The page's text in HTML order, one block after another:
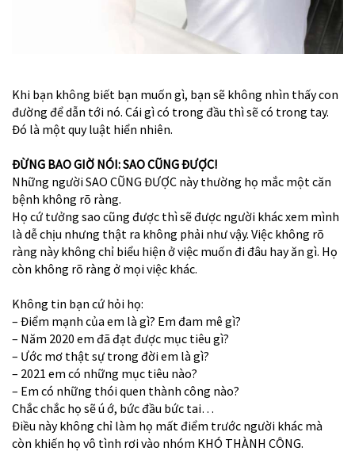
Khi bạn không biết bạn muốn gì, bạn sẽ không nhìn thấy con
đường để dẫn tới nó. Cái gì có trong đầu thì sẽ có trong tay.
Đó là một quy luật hiển nhiên.
ĐỪNG BAO GIỜ NÓI: SAO CŨNG ĐƯỢC!
Những người SAO CŨNG ĐƯỢC này thường họ mắc một căn
bệnh không rõ ràng.
Họ cứ tưởng sao cũng được thì sẽ được người khác xem mình
là dễ chịu nhưng thật ra không phải như vậy. Việc không rõ
ràng này không chỉ biểu hiện ở việc muốn đi đâu hay ăn gì. Họ
còn không rõ ràng ở mọi việc khác.
Không tin bạn cứ hỏi họ:
– Điểm mạnh của em là gì? Em đam mê gì?
– Năm 2020 em đã đạt được mục tiêu gì?
– Ước mơ thật sự trong đời em là gì?
– 2021 em có những mục tiêu nào?
– Em có những thói quen thành công nào?
Chắc chắc họ sẽ ú ớ, bức đầu bức tai…
Điều này không chỉ làm họ mất điểm trước người khác mà
còn khiến họ vô tình rơi vào nhóm KHÓ THÀNH CÔNG.